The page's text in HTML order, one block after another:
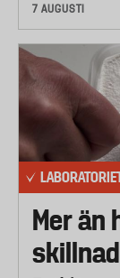
7 AUGUSTI
Mer